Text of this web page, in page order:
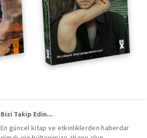
Bizi Takip Edin...
En güncel kitap ve etkinliklerden haberdar